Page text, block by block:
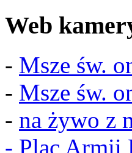
Web
- Msze św.
- Msze św.
- na żywo z
- Plac Armii